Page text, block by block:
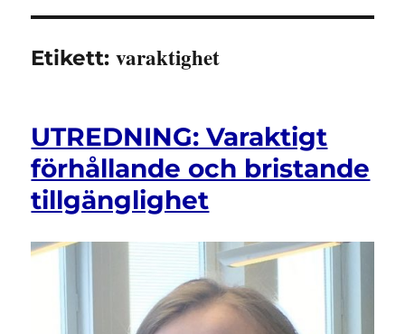
Etikett:varaktighet
UTREDNING: Varaktigt
förhållande och bristande
tillgänglighet